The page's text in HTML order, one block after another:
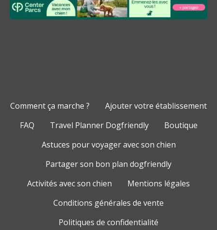
Comment ça marche ?
Ajouter votre établissement
FAQ
Travel Planner Dogfriendly
Boutique
Astuces pour voyager avec son chien
Partager son bon plan dogfriendly
Activités avec son chien
Mentions légales
Conditions générales de vente
Politiques de confidentialité